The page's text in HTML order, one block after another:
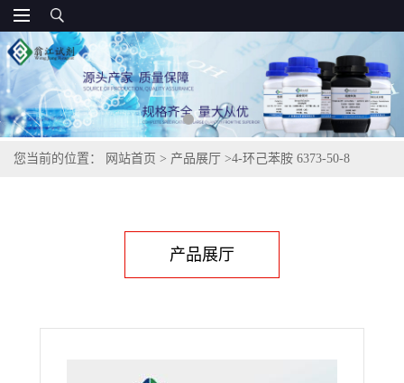
您当前的位置： 网站首页 > 产品展厅 >4-环己苯胺 6373-50-8
产品展厅